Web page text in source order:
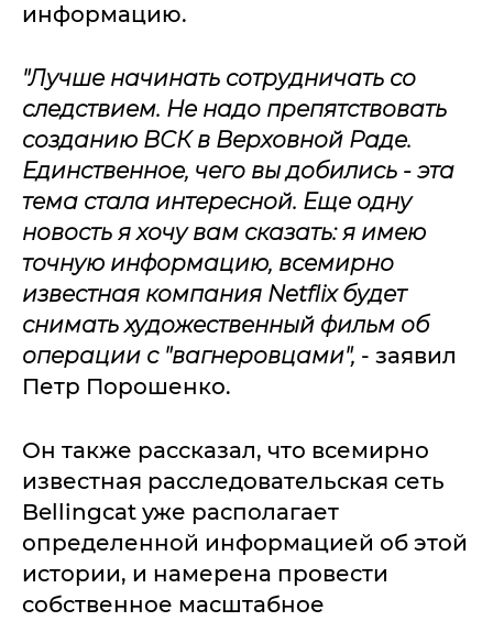
информацию.
"Лучше начинать сотрудничать со
следствием. Не надо препятствовать
созданию ВСК в Верховной Раде.
Единственное, чего вы добились - эта
тема стала интересной. Еще одну
новость я хочу вам сказать: я имею
точную информацию, всемирно
известная компания Netflix будет
снимать художественный фильм об
операции с "вагнеровцами", - заявил
Петр Порошенко.
Он также рассказал, что всемирно
известная расследовательская сеть
Bellingcat уже располагает
определенной информацией об этой
истории, и намерена провести
собственное масштабное